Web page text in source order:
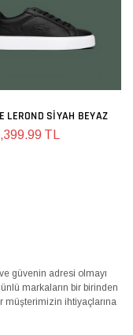
LEROND SIYAH BEYAZ
TL
güvenin adresi olmayı
markaların bir birinden
müşterimizin ihtiyaçlarına